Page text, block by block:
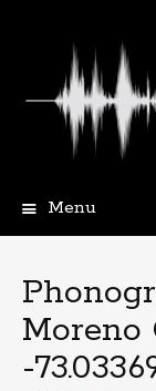
Menu
principal
Moreno
-